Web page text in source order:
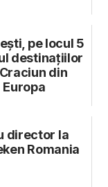
pe locul 5
destinațiilor
din
Europa
director la
Romania